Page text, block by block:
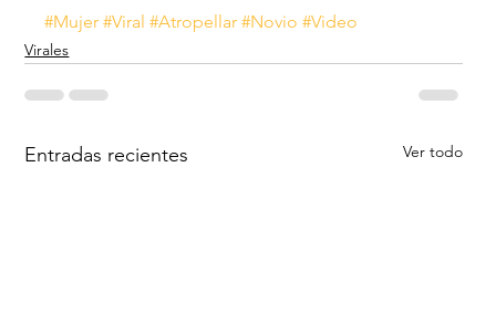
#Mujer #Viral #Atropellar #Novio #Video
Virales
Entradas recientes Ver todo